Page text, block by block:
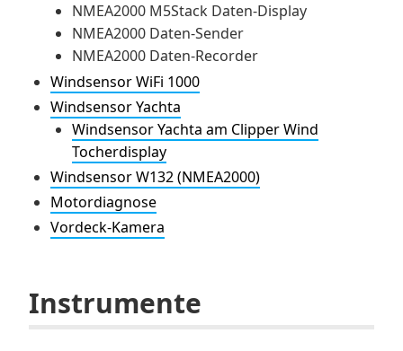
NMEA2000 M5Stack Daten-Display
NMEA2000 Daten-Sender
NMEA2000 Daten-Recorder
Windsensor WiFi 1000
Windsensor Yachta
Windsensor Yachta am Clipper Wind
Tocherdisplay
Windsensor W132 (NMEA2000)
Motordiagnose
Vordeck-Kamera
Instrumente